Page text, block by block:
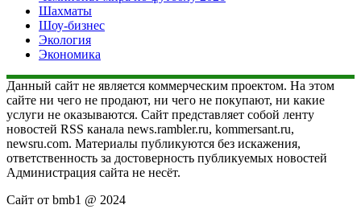
Шахматы
Шоу-бизнес
Экология
Экономика
Данный сайт не является коммерческим проектом. На этом
сайте ни чего не продают, ни чего не покупают, ни какие
услуги не оказываются. Сайт представляет собой ленту
новостей RSS канала news.rambler.ru, kommersant.ru,
newsru.com. Материалы публикуются без искажения,
ответственность за достоверность публикуемых новостей
Администрация сайта не несёт.
Сайт от bmb1 @ 2024